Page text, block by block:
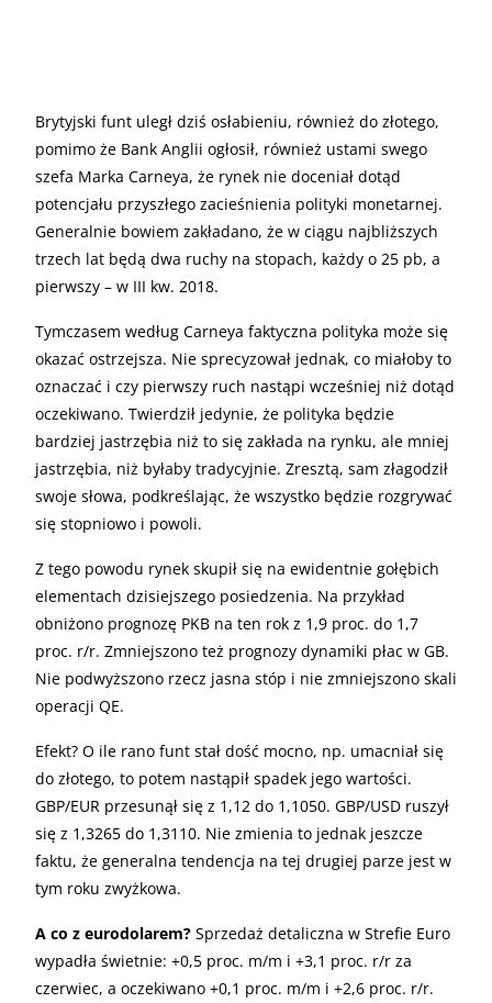
Brytyjski funt uległ dziś osłabieniu, również do złotego,
pomimo że Bank Anglii ogłosił, również ustami swego
szefa Marka Carneya, że rynek nie doceniał dotąd
potencjału przyszłego zacieśnienia polityki monetarnej.
Generalnie bowiem zakładano, że w ciągu najbliższych
trzech lat będą dwa ruchy na stopach, każdy o 25 pb, a
pierwszy – w III kw. 2018.
Tymczasem według Carneya faktyczna polityka może się
okazać ostrzejsza. Nie sprecyzował jednak, co miałoby to
oznaczać i czy pierwszy ruch nastąpi wcześniej niż dotąd
oczekiwano. Twierdził jedynie, że polityka będzie
bardziej jastrzębia niż to się zakłada na rynku, ale mniej
jastrzębia, niż byłaby tradycyjnie. Zresztą, sam złagodził
swoje słowa, podkreślając, że wszystko będzie rozgrywać
się stopniowo i powoli.
Z tego powodu rynek skupił się na ewidentnie gołębich
elementach dzisiejszego posiedzenia. Na przykład
obniżono prognozę PKB na ten rok z 1,9 proc. do 1,7
proc. r/r. Zmniejszono też prognozy dynamiki płac w GB.
Nie podwyższono rzecz jasna stóp i nie zmniejszono skali
operacji QE.
Efekt? O ile rano funt stał dość mocno, np. umacniał się
do złotego, to potem nastąpił spadek jego wartości.
GBP/EUR przesunął się z 1,12 do 1,1050. GBP/USD ruszył
się z 1,3265 do 1,3110. Nie zmienia to jednak jeszcze
faktu, że generalna tendencja na tej drugiej parze jest w
tym roku zwyżkowa.
A co z eurodolarem? Sprzedaż detaliczna w Strefie Euro
wypadła świetnie: +0,5 proc. m/m i +3,1 proc. r/r za
czerwiec, a oczekiwano +0,1 proc. m/m i +2,6 proc. r/r.